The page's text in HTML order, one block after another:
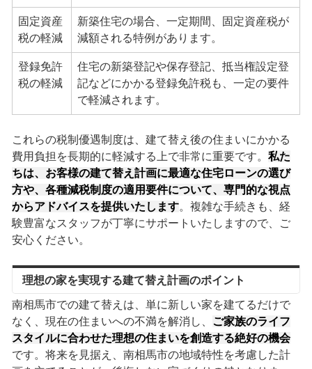
固定資産
税の軽減
新築住宅の場合、一定期間、固定資産税が
減額される特例があります。
登録免許
税の軽減
住宅の新築登記や保存登記、抵当権設定登
記などにかかる登録免許税も、一定の要件
で軽減されます。
これらの税制優遇制度は、建て替え後の住まいにかかる
費用負担を長期的に軽減する上で非常に重要です。 私た
ちは、お客様の建て替え計画に最適な住宅ローンの選び
方や、各種減税制度の適用要件について、専門的な視点
からアドバイスを提供いたします。複雑な手続きも、経
験豊富なスタッフが丁寧にサポートいたしますので、ご
安心ください。
理想の家を実現する建て替え計画のポイント
南相馬市での建て替えは、単に新しい家を建てるだけで
なく、現在の住まいへの不満を解消し、 ご家族のライフ
スタイルに合わせた理想の住まいを創造する絶好の機会
です。将来を見据え、南相馬市の地域特性を考慮した計